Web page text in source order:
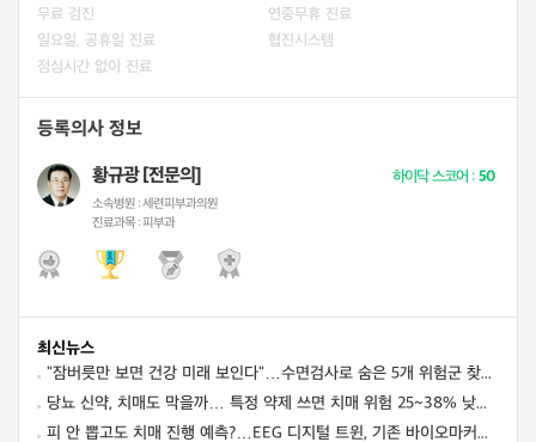
무료 검진
연중무휴 진료
일요일, 공휴일 진료
협진시스템
점심시간 없이 진료
등록의사 정보
황규광 [전문의]
소속병원 :세련피부과의원
진료과목 :피부과
하이닥 스코어 :50
최신뉴스
"잠버릇만 보면 건강 미래 보인다"…수면검사로 숨은 5개 위험군 찾아 사망·심혈관·뇌질환 예측
당뇨 신약, 치매도 막을까… 특정 약제 쓰면 치매 위험 25~38% 낮아졌다
피 안 뽑고도 치매 진행 예측?…EEG 디지털 트윈, 기존 바이오마커만큼 정확했다